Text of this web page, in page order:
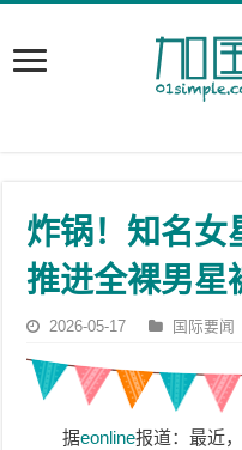
炸锅！知名女
推进全裸男星
2026-05-17 国际要闻
据eonline报道：最近